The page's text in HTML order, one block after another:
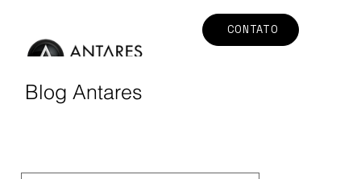
CONTATO
Blog Antares